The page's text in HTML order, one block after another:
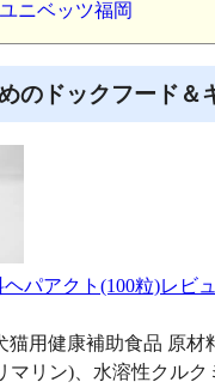
ニベッツ福岡
のドックフード＆
パアクト(100粒)レビ
猫用健康補助食品 原材
マリン)、水溶性クルク